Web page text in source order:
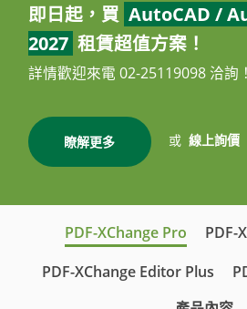
即日起，買 AutoCAD /
2027 租賃超值方案！
詳情歡迎來電 02-25119098 洽詢！
瞭解更多 或 線上詢價
PDF-XChange Pro
PDF-
PDF-XChange Editor Plus